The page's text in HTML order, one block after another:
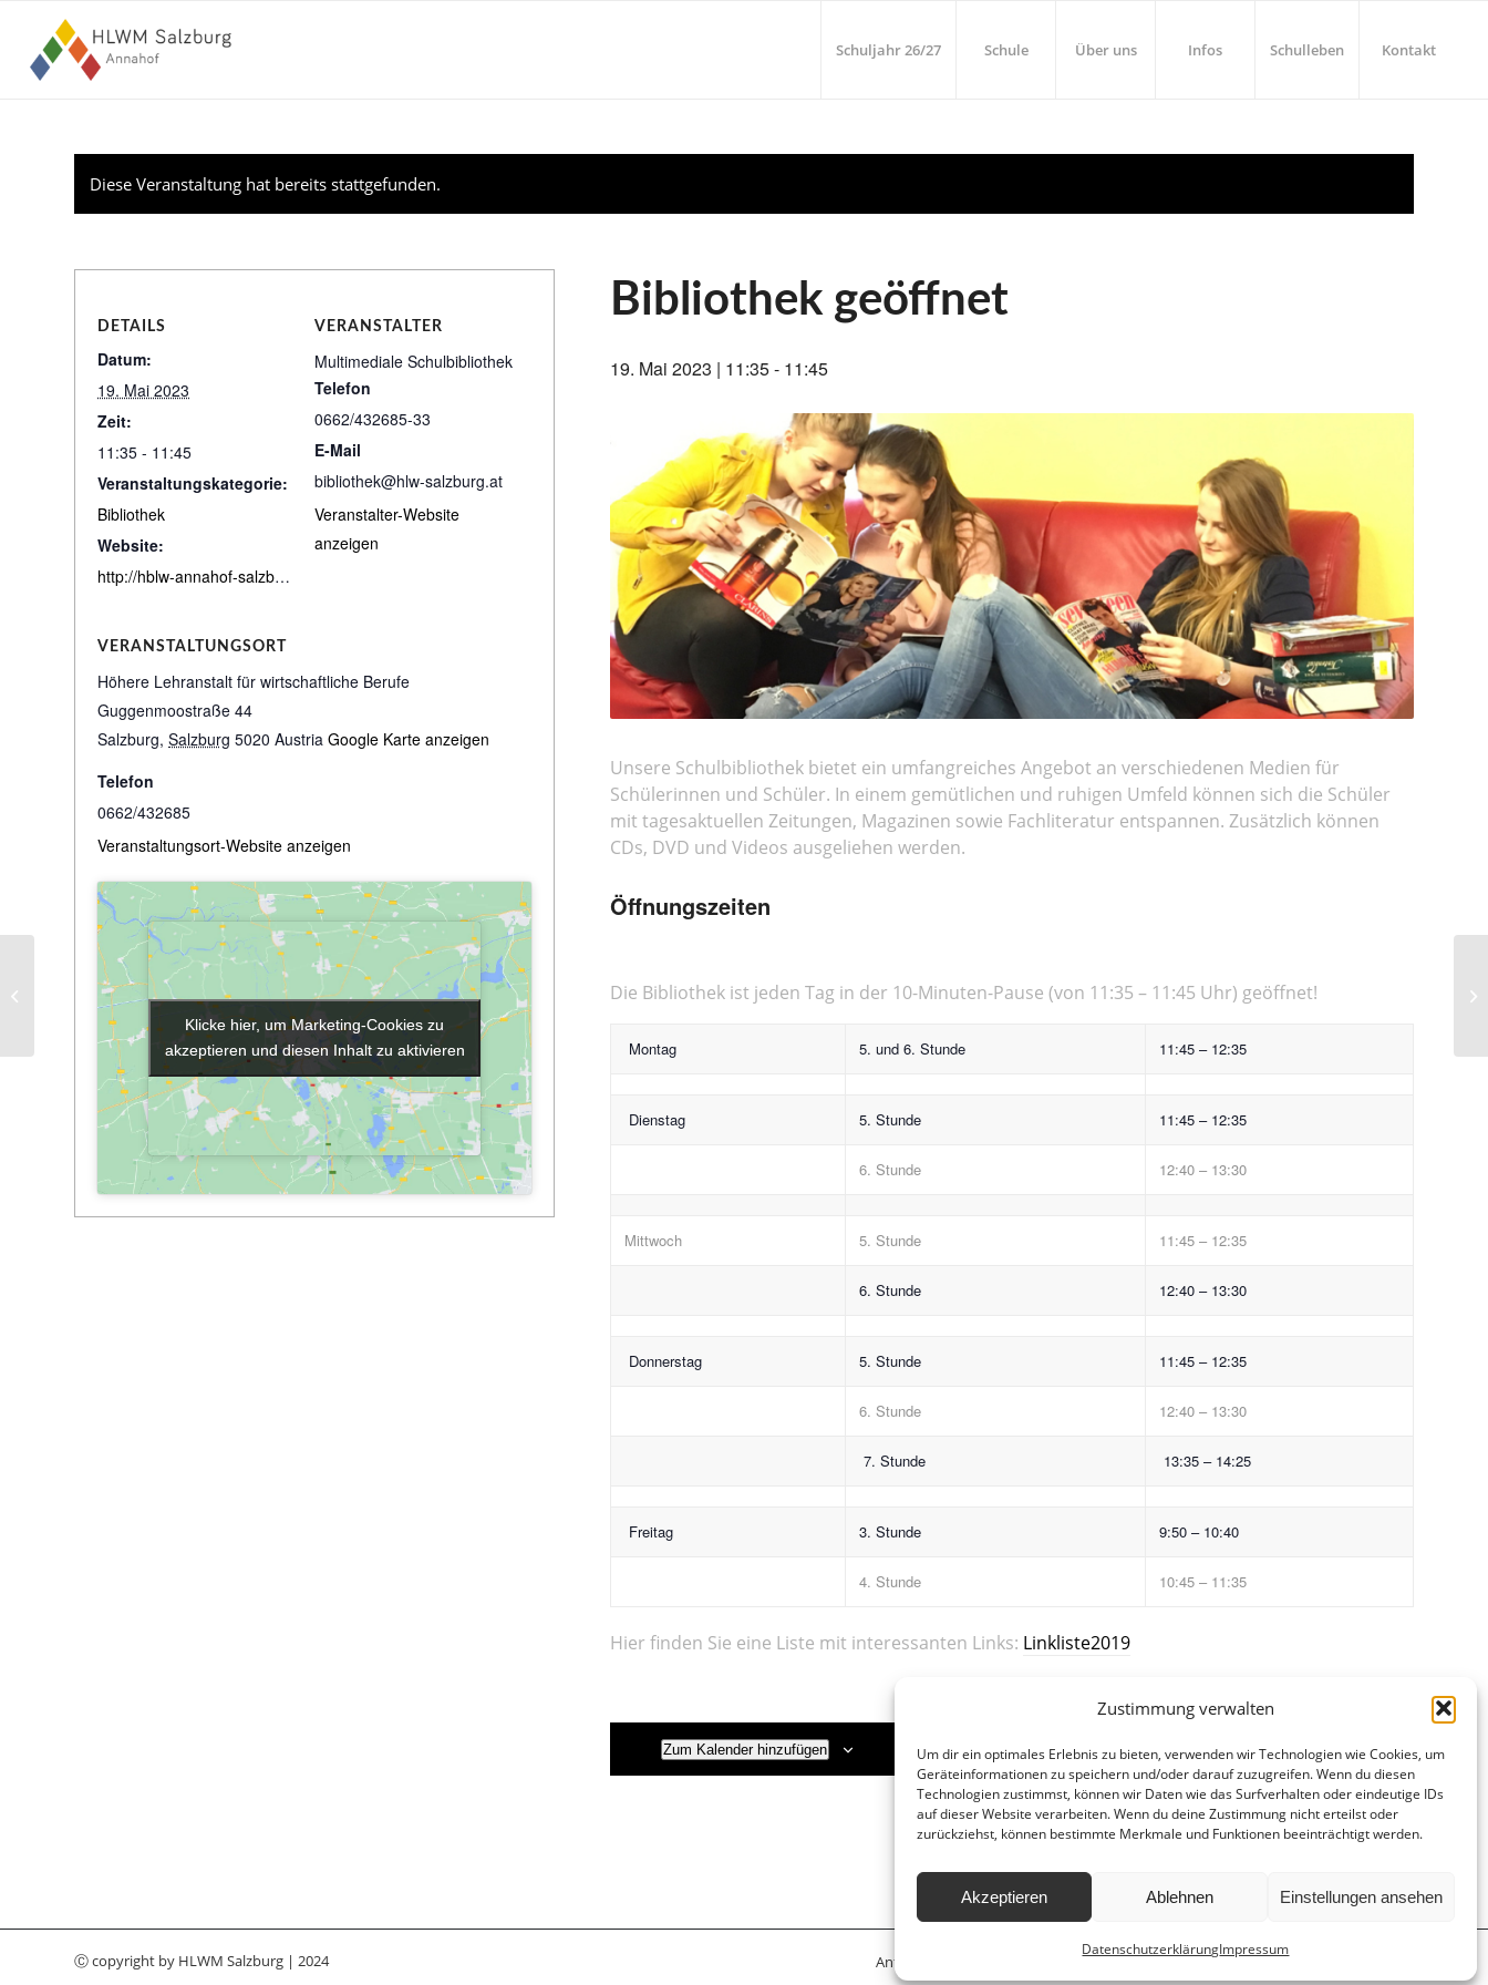
Zustimmung verwalten
Um dir ein optimales Erlebnis zu bieten, verwenden wir Technologien wie Cookies, um
Geräteinformationen zu speichern und/oder darauf zuzugreifen. Wenn du diesen
Technologien zustimmst, können wir Daten wie das Surfverhalten oder eindeutige IDs
auf dieser Website verarbeiten. Wenn du deine Zustimmung nicht erteilst oder
zurückziehst, können bestimmte Merkmale und Funktionen beeinträchtigt werden.
Akzeptieren Ablehnen Einstellungen ansehen
DatenschutzerklärungImpressum
Schuljahr 26/27 Schule Über uns Infos Schulleben Kontakt
Diese Veranstaltung hat bereits stattgefunden.
Bibliothek geöffnet
19. Mai 2023 | 11:35- 11:45
Unsere Schulbibliothek bietet ein umfangreiches Angebot an verschiedenen Medien für
Schülerinnen und Schüler. In einem gemütlichen und ruhigen Umfeld können sich die Schüler
mit tagesaktuellen Zeitungen, Magazinen sowie Fachliteratur entspannen. Zusätzlich können
CDs, DVD und Videos ausgeliehen werden.
Öffnungszeiten
Die Bibliothek ist jeden Tag in der 10-Minuten-Pause (von 11:35 – 11:45 Uhr) geöffnet!
Montag 5. und 6. Stunde 11:45 – 12:35
Dienstag 5. Stunde 11:45 – 12:35
6. Stunde 12:40 – 13:30
Mittwoch 5. Stunde 11:45 – 12:35
6. Stunde 12:40 – 13:30
Donnerstag 5. Stunde 11:45 – 12:35
6. Stunde 12:40 – 13:30
7. Stunde 13:35 – 14:25
Freitag 3. Stunde 9:50 – 10:40
4. Stunde 10:45 – 11:35
Hier finden Sie eine Liste mit interessanten Links: Linkliste2019
Zum Kalender hinzufügen
DETAILS
Datum:
19. Mai 2023
Zeit:
11:35 - 11:45
Veranstaltungskategorie:
Bibliothek
Website:
http://hblw-annahof-salzburg.bibbs.cc/search
VERANSTALTER
Multimediale Schulbibliothek
Telefon
0662/432685-33
E-Mail
bibliothek@hlw-salzburg.at
Veranstalter-Website
anzeigen
VERANSTALTUNGSORT
Höhere Lehranstalt für wirtschaftliche Berufe
Guggenmoostraße 44
Salzburg, Salzburg 5020 Austria Google Karte anzeigen
Telefon
0662/432685
Veranstaltungsort-Website anzeigen
Klicke hier, um Marketing-Cookies zu
akzeptieren und diesen Inhalt zu aktivieren
Klicke hier, um Marketing-Cookies zu
akzeptieren und diesen Inhalt zu aktivieren
Ⓒ copyright by HLWM Salzburg | 2024 Anfahrt Hausordnung Datenschutzerklärung
Bibliothek geöffnet